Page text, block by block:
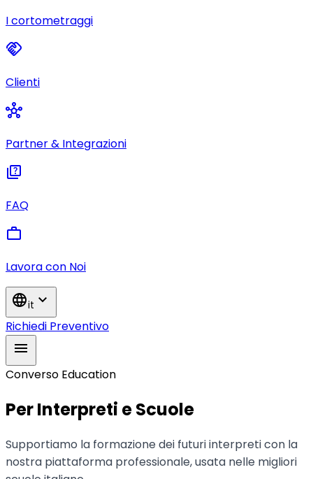
I cortometraggi
handshake
Clienti
hub
Partner & Integrazioni
quiz
FAQ
work
Lavora con Noi
languageit expand_more
Richiedi Preventivo
menu
Converso Education
Per Interpreti e Scuole
Supportiamo la formazione dei futuri interpreti con la
nostra piattaforma professionale, usata nelle migliori